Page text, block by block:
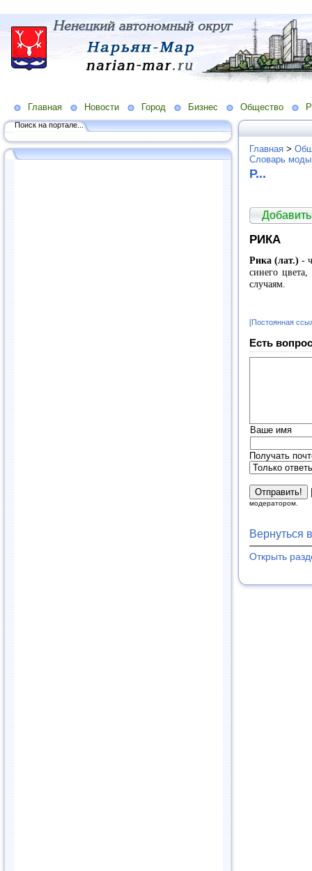
Главная Новости Город Бизнес Общество
Поиск на портале...
Главная >
Словарь
Р...
РИКА
Рика (лат.) -
синего
случаям.
[Постоянная
Есть
Ваше имя
Получать
модератором.
Вернуться
Открыть